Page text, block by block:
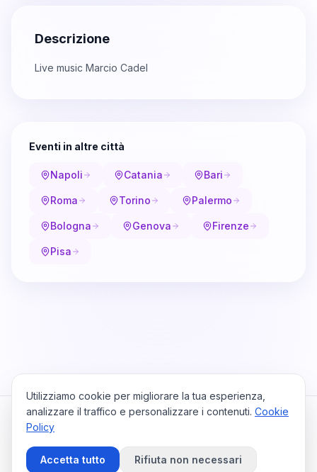
Descrizione
Live music Marcio Cadel
Eventi in altre città
Napoli Catania Bari
Roma Torino Palermo
Bologna Genova Firenze
Pisa
HomeViaggiPrivacy PolicyCookie PolicyContattaci
Utilizziamo cookie per migliorare la tua esperienza,
analizzare il traffico e personalizzare i contenuti. Cookie
Policy
Accetta tutto Rifiuta non necessari